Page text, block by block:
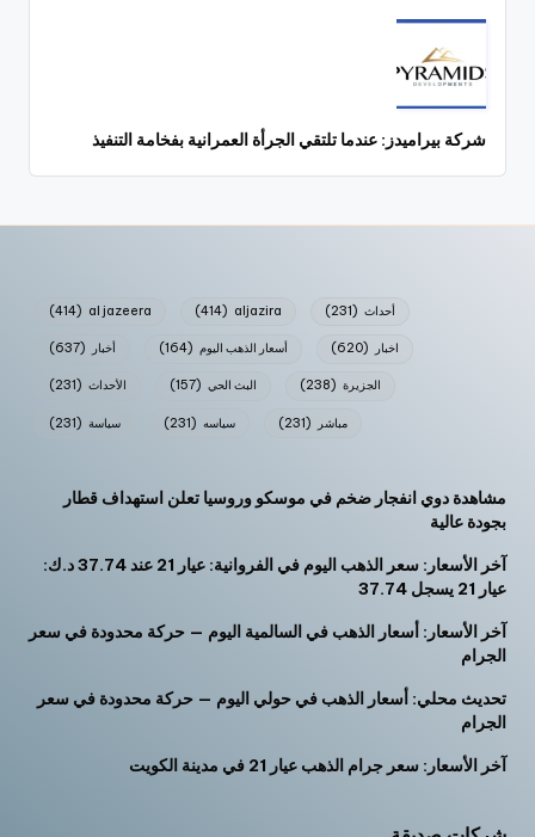
شركة بيراميدز: عندما تلتقي الجرأة العمرانية بفخامة التنفيذ
al jazeera
(414) aljazira
(414) أحداث (231)
أخبار (637) أسعار الذهب اليوم (164) اخبار (620)
الأحداث (231) البث الحي (157) الجزيرة (238)
سياسة (231) سياسه (231) مباشر (231)
مشاهدة دوي انفجار ضخم في موسكو وروسيا تعلن استهداف قطار
بجودة عالية
آخر الأسعار: سعر الذهب اليوم في الفروانية: عيار 21 عند 37.74 د.ك:
عيار 21 يسجل 37.74
آخر الأسعار: أسعار الذهب في السالمية اليوم — حركة محدودة في سعر
الجرام
تحديث محلي: أسعار الذهب في حولي اليوم — حركة محدودة في سعر
الجرام
آخر الأسعار: سعر جرام الذهب عيار 21 في مدينة الكويت